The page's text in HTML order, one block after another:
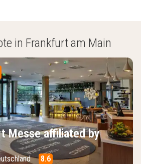
in Frankfurt am Main
Messe affiliated by
8.6